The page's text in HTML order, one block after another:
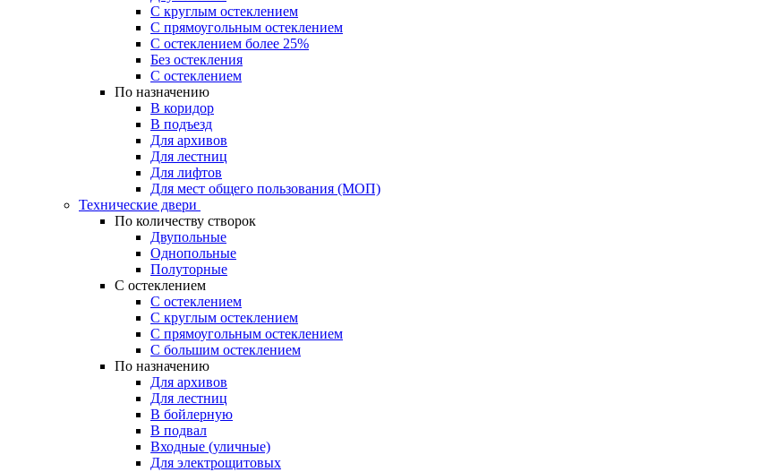
С круглым остеклением
С прямоугольным остеклением
С остеклением более 25%
Без остекления
С остеклением
По назначению
В коридор
В подъезд
Для архивов
Для лестниц
Для лифтов
Для мест общего пользования (МОП)
Технические двери
По количеству створок
Двупольные
Однопольные
Полуторные
С остеклением
С остеклением
С круглым остеклением
С прямоугольным остеклением
С большим остеклением
По назначению
Для архивов
Для лестниц
В бойлерную
В подвал
Входные (уличные)
Для электрощитовых